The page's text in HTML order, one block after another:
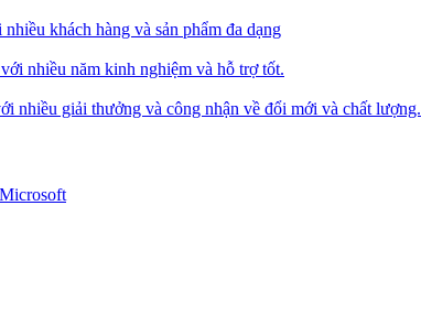
khách hàng và sản phẩm đa dạng
nhiều năm kinh nghiệm và hỗ trợ tốt.
nhiều giải thưởng và công nhận về đổi mới và chất lượng.